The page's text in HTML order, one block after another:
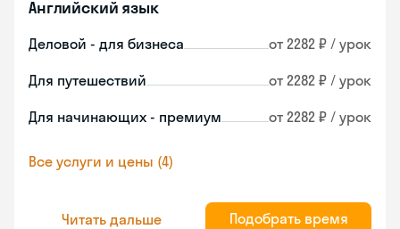
Английский язык
Деловой - для бизнеса от 2282 ₽ / урок
Для путешествий от 2282 ₽ / урок
Для начинающих - премиум от 2282 ₽ / урок
Все услуги и цены (4)
Читать дальше Подобрать время